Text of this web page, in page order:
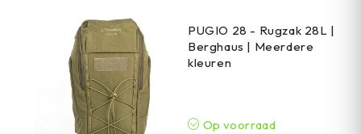
PUGIO 28 - Rugzak 28L |
Berghaus | Meerdere
kleuren
Op voorraad